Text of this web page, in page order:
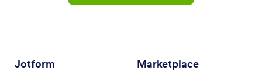
Jotform Marketplace